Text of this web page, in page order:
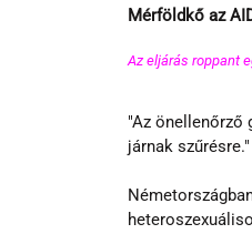
Mérföldkő az
Az eljárás roppant
"Az önellenőrző
járnak